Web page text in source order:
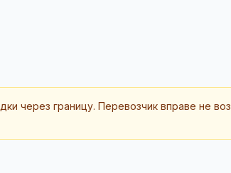
через границу. Перевозчик вправе не